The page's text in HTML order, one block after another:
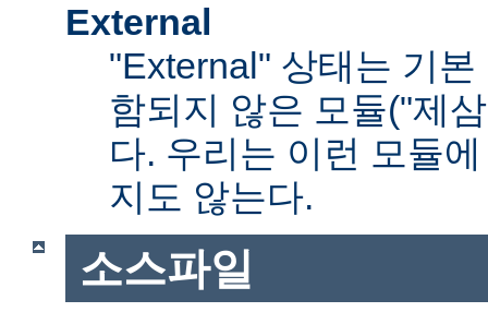
External
"External" 상태는 기
함되지 않은 모듈("제
다. 우리는 이런 모듈
지도 않는다.
소스파일